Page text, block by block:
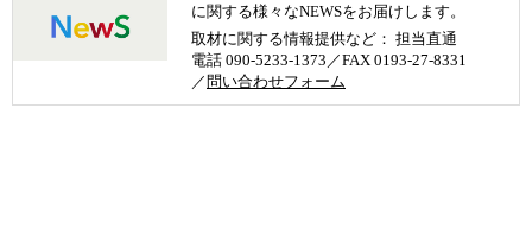
に関する様々なNEWSをお届けします。
取材に関する情報提供など： 担当直通
電話 090-5233-1373／FAX 0193-27-8331
／ 問い合わせフォーム